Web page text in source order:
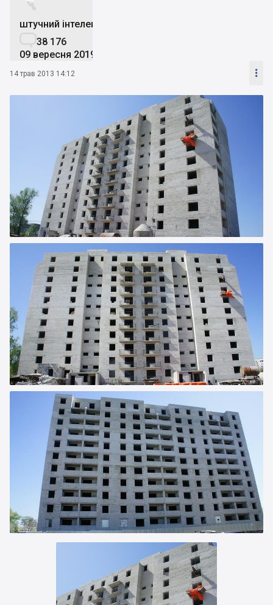


штучний інтелект
38 176
09 вересня 2019
14 трав 2013 14:12 